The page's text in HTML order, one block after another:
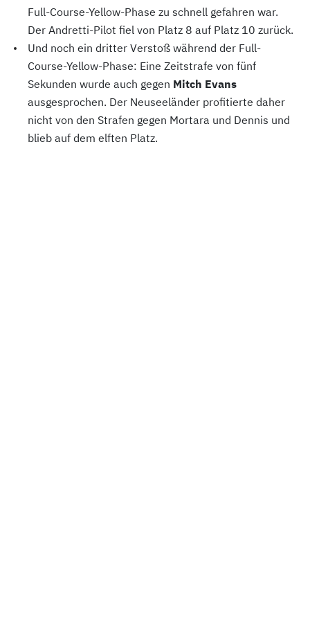
Full-Course-Yellow-Phase zu schnell gefahren war.
Der Andretti-Pilot fiel von Platz 8 auf Platz 10 zurück.
Und noch ein dritter Verstoß während der Full-
Course-Yellow-Phase: Eine Zeitstrafe von fünf
Sekunden wurde auch gegen Mitch Evans
ausgesprochen. Der Neuseeländer profitierte daher
nicht von den Strafen gegen Mortara und Dennis und
blieb auf dem elften Platz.